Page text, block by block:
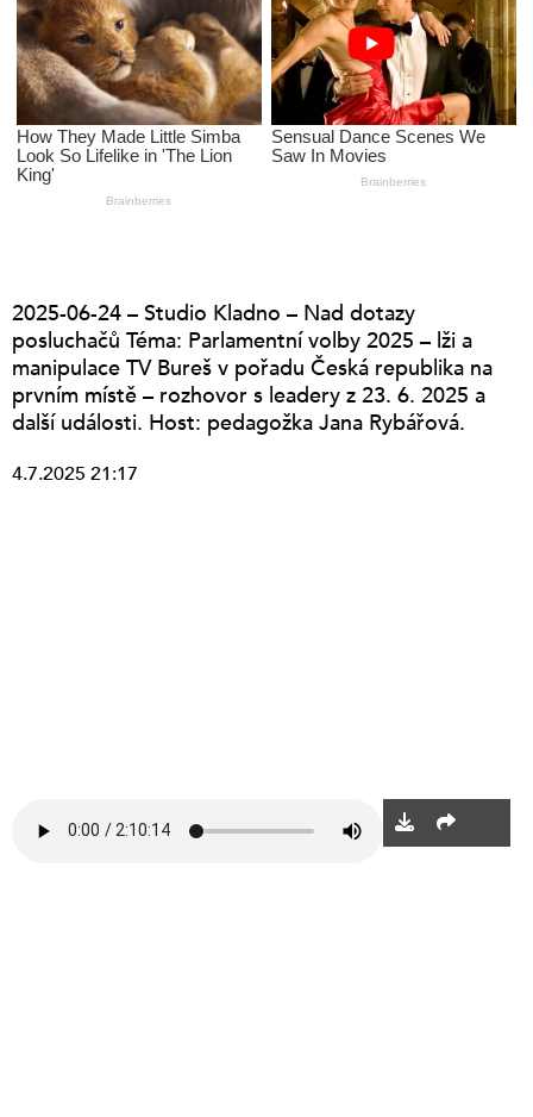
2025-06-24 – Studio Kladno – Nad dotazy
posluchačů Téma: Parlamentní volby 2025 – lži a
manipulace TV Bureš v pořadu Česká republika na
prvním místě – rozhovor s leadery z 23. 6. 2025 a
další události. Host: pedagožka Jana Rybářová.
4.7.2025 21:17